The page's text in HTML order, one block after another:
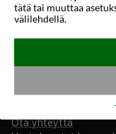
Ota yhteyttä
tätä tai muuttaa
välilehdellä.